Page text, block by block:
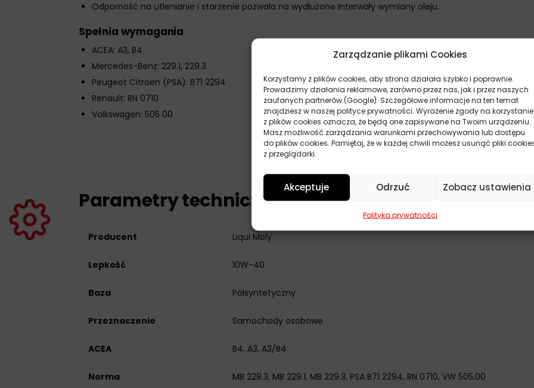
Zarządzanie plikami Cookies
Korzystamy z plików cookies, aby strona działała szybko i poprawnie.
Prowadzimy działania reklamowe, zarówno przez nas, jak i przez naszych
zaufanych partnerów (Google). Szczegółowe informacje na ten temat
znajdziesz w naszej polityce prywatności. Wyrażenie zgody na korzystanie
z plików cookies oznacza, że będą one zapisywane na Twoim urządzeniu.
Masz możliwość zarządzania warunkami przechowywania lub dostępu
do plików cookies. Pamiętaj, że w każdej chwili możesz usunąć pliki
z przeglądarki.
Akceptuje Odrzuć Zobacz ustawienia
Polityka prywatności
Odporność na utlenianie i starzenie pozwala na wydłużone interwały wymiany oleju.
Spełnia wymagania
ACEA: A3, B4
Mercedes-Benz: 229.1, 229.3
Peugeot Citroën (PSA): B71 2294
Renault: RN 0710
Volkswagen: 505 00
Parametry techniczne
Producent Liqui Moly
Lepkość 10W-40
Baza Półsyntetyczny
Przeznaczenie Samochody osobowe
ACEA B4, A3, A3/B4
Norma MB 228.3, MB 229.1, MB 229.3, PSA B71 2294, RN 0710, VW 505.00